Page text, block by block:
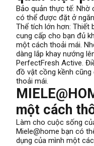
Bảo quản thực tế: Nhờ
có thể được đặt ở
Thể tích lớn hơn: Thiết
cung cấp cho bạn đủ
một cách thoải mái.
dàng lắp khay nướng
PerfectFresh Active.
đồ vật cồng kềnh
thoải mái.
một cách
Làm cho cuộc sống
Miele@home bạn có
dụng của mình một